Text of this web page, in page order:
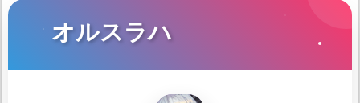
オルスラハ